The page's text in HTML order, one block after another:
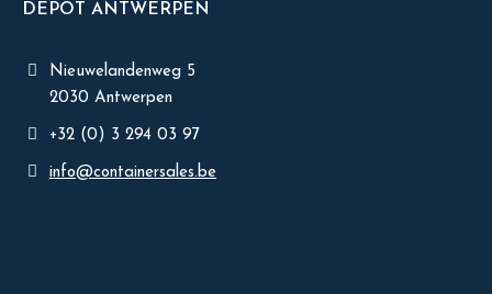
DEPOT ANTWERPEN
Nieuwelandenweg 5
2030 Antwerpen
+32 (0) 3 294 03 97
info@containersales.be